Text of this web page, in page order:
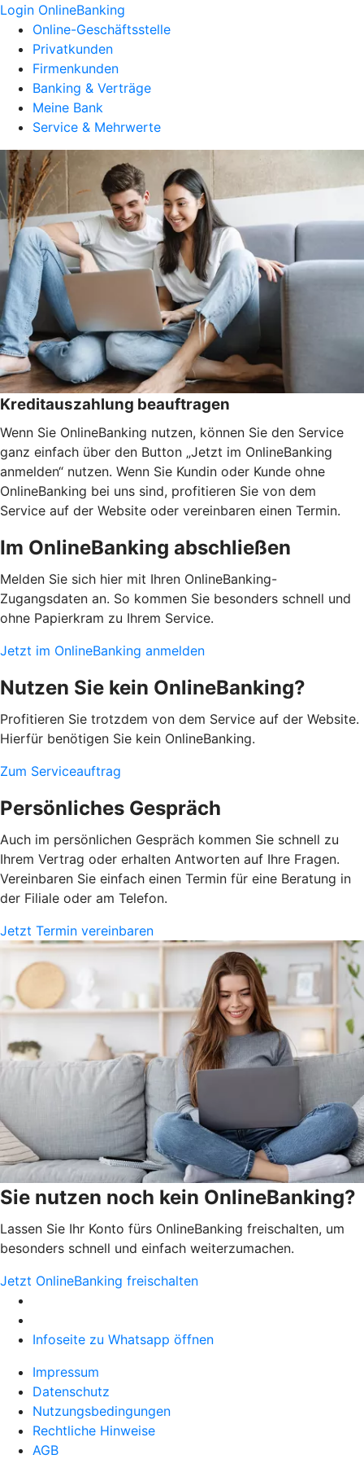
Login OnlineBanking
Online-Geschäftsstelle
Privatkunden
Firmenkunden
Banking & Verträge
Meine Bank
Service & Mehrwerte
Kreditauszahlung beauftragen
Wenn Sie OnlineBanking nutzen, können Sie den Service
ganz einfach über den Button „Jetzt im OnlineBanking
anmelden“ nutzen. Wenn Sie Kundin oder Kunde ohne
OnlineBanking bei uns sind, profitieren Sie von dem
Service auf der Website oder vereinbaren einen Termin.
Im OnlineBanking abschließen
Melden Sie sich hier mit Ihren OnlineBanking-
Zugangsdaten an. So kommen Sie besonders schnell und
ohne Papierkram zu Ihrem Service.
Jetzt im OnlineBanking anmelden
Nutzen Sie kein OnlineBanking?
Profitieren Sie trotzdem von dem Service auf der Website.
Hierfür benötigen Sie kein OnlineBanking.
Zum Serviceauftrag
Persönliches Gespräch
Auch im persönlichen Gespräch kommen Sie schnell zu
Ihrem Vertrag oder erhalten Antworten auf Ihre Fragen.
Vereinbaren Sie einfach einen Termin für eine Beratung in
der Filiale oder am Telefon.
Jetzt Termin vereinbaren
Sie nutzen noch kein OnlineBanking?
Lassen Sie Ihr Konto fürs OnlineBanking freischalten, um
besonders schnell und einfach weiterzumachen.
Jetzt OnlineBanking freischalten
Infoseite zu Whatsapp öffnen
Impressum
Datenschutz
Nutzungsbedingungen
Rechtliche Hinweise
AGB